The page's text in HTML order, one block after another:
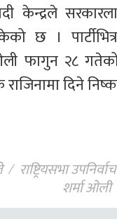
केन्द्रले
छ ।
ओली फागुन २८
दिने
राष्ट्रियसभा
शर्मा ओली